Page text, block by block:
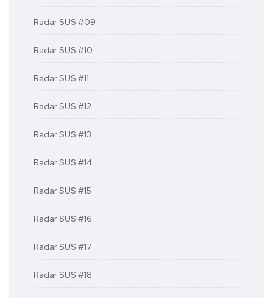
Radar SUS #09
Radar SUS #10
Radar SUS #11
Radar SUS #12
Radar SUS #13
Radar SUS #14
Radar SUS #15
Radar SUS #16
Radar SUS #17
Radar SUS #18